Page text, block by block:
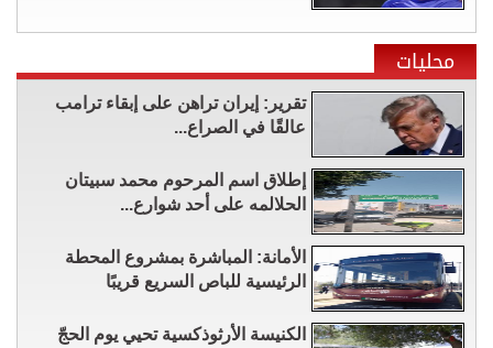
محليات
تقرير: إيران تراهن على إبقاء ترامب
عالقًا في الصراع...
إطلاق اسم المرحوم محمد سبيتان
الحلالمه على أحد شوارع...
الأمانة: المباشرة بمشروع المحطة
الرئيسية للباص السريع قريبًا
الكنيسة الأرثوذكسية تحيي يوم الحجّ